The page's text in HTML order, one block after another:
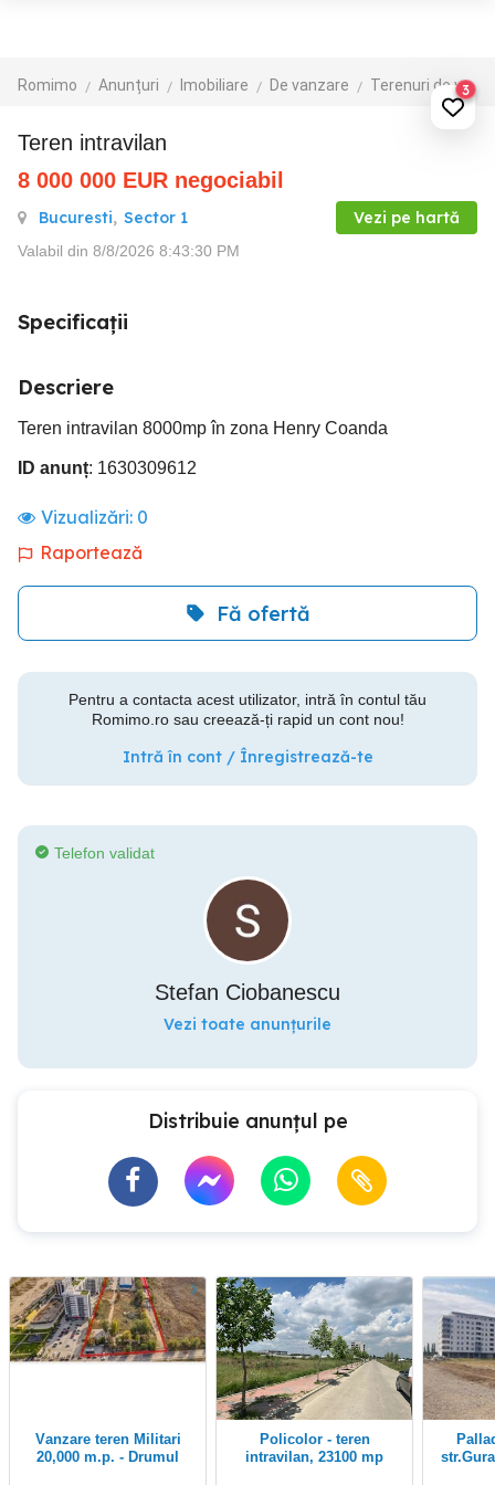
Romimo Anunțuri Imobiliare De vanzare Terenuri de vanzare3
Teren intravilan
8 000 000 EUR negociabil
Bucuresti, Sector 1 Vezi pe hartă
Valabil din 8/8/2026 8:43:30 PM
Specificații
Descriere
Teren intravilan 8000mp în zona Henry Coanda
ID anunț: 1630309612
Vizualizări: 0
Raportează
Fă ofertă
Pentru a contacta acest utilizator, intră în contul tău
Romimo.ro sau creează-ți rapid un cont nou!
Intră în cont / Înregistrează-te
Telefon validat
Stefan Ciobanescu
Vezi toate anunțurile
Distribuie anunțul pe
Vanzare teren Militari
20,000 m.p. - Drumul
Policolor - teren
intravilan, 23100 mp
Pallady - Policolor,